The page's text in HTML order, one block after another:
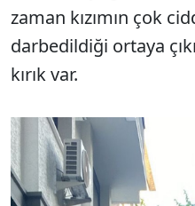
zaman kızımın çok
darbedildiği ortaya
kırık var.